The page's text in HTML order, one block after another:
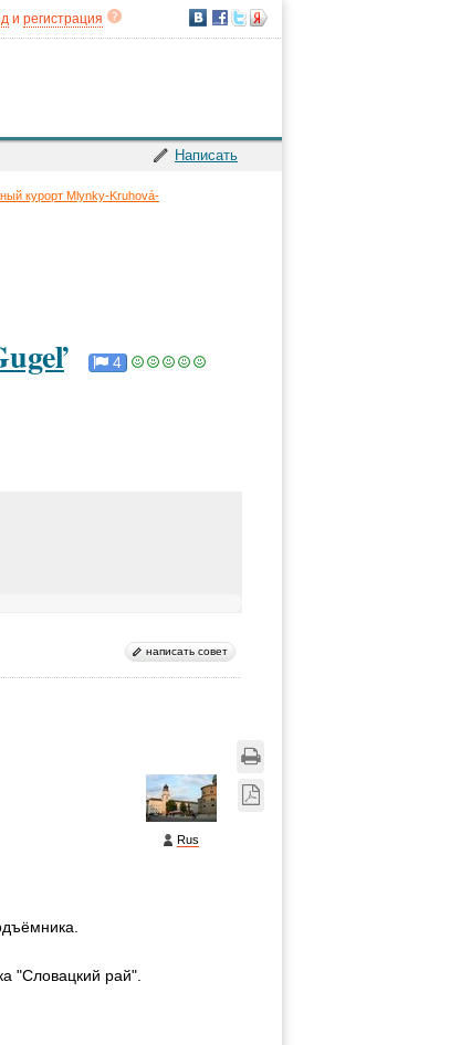
и регистрация
Написать
курорт Mlynky-Kruhová-
4
написать совет
Rus
"Словацкий рай".